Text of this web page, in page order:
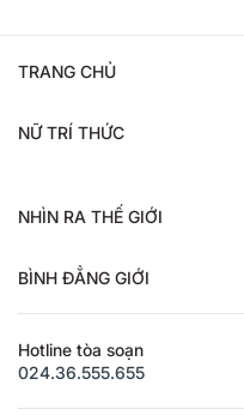
TRANG CHỦ
NỮ TRÍ THỨC
NHÌN RA THẾ GIỚI
BÌNH ĐẲNG GIỚI
Hotline tòa soạn
024.36.555.655